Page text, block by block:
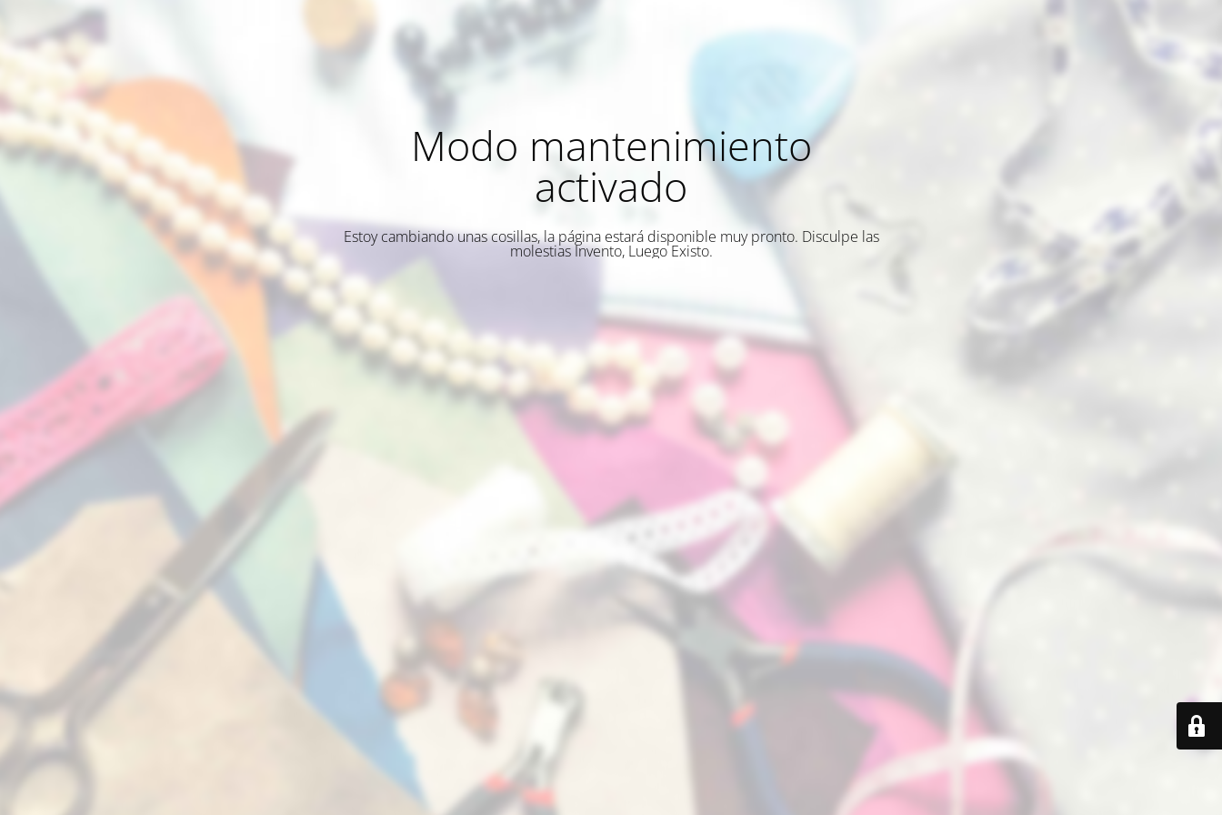
Modo mantenimiento
activado
Estoy cambiando unas cosillas, la página estará disponible muy pronto. Disculpe las
molestias Invento, Luego Existo.